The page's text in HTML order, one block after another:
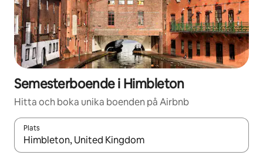
Semesterboende i Himbleton
Hitta och boka unika boenden på Airbnb
Plats
När resultaten är tillgängliga kan du navigera med upp- och